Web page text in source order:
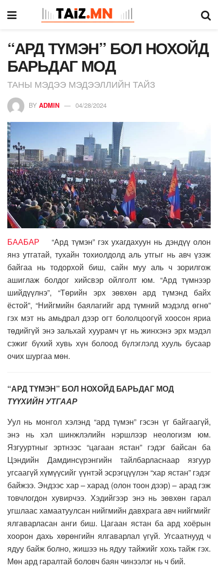
“АРД ТҮМЭН” БОЛ НОХОЙД
БАРЬДАГ МОД
ТАНЫ МЭДЭЭ МЭДЭЭЛЛИЙН ТАЙЗ
BY ADMIN 04/28/2024
БААБАР “Ард түмэн” гэх ухагдахуун нь дэндүү олон
янз утгатай, тухайн тохиолдолд аль утгыг нь авч үзэж
байгаа нь тодорхой биш, сайн муу аль ч зорилгож
ашиглаж болдог хийсвэр ойлголт юм. “Ард түмнээр
шийдүүлнэ”, “Төрийн эрх зөвхөн ард түмэнд байх
ёстой”, “Нийгмийн баялагийг ард түмний мэдэлд өгнө”
гэх мэт нь амьдрал дээр огт бололцоогүй хоосон яриа
төдийгүй энэ зальхай хуурамч үг нь жинхэнэ эрх мэдэл
сэжиг бүхий хувь хүн болоод бүлэглэлд хууль бусаар
очих шургаа мөн.
“АРД ТҮМЭН” БОЛ НОХОЙД БАРЬДАГ МОД
ТҮҮХИЙН УТГААР
Уул нь монгол хэлэнд “ард түмэн” гэсэн үг байгаагүй,
энэ нь хэл шинжлэлийн нэршлээр неологизм юм.
Язгууртныг эртнээс “цагаан ястан” гэдэг байсан ба
Цэндийн Дамдинсүрэнгийн тайлбарласнаар язгуур
угсаагүй хүмүүсийг үүнтэй эсрэгцүүлэн “хар ястан” гэдэг
байжээ. Эндээс хар – харад (олон тоон дээр) – арад гэж
товчлогдон хувирчээ. Хэдийгээр энэ нь зөвхөн гарал
угшлаас хамаатуулсан нийгмийн давхрага авч нийгмийг
ялгаварласан анги биш. Цагаан ястан ба ард хоёрын
хоорон дахь хөрөнгийн ялгаварлал үгүй. Угсаатнууд ч
ядуу байж болно, жишээ нь ядуу тайжийг хохь тайж гэх.
Мөн ард гаралтай боловч баян чинээлэг нь ч бий.